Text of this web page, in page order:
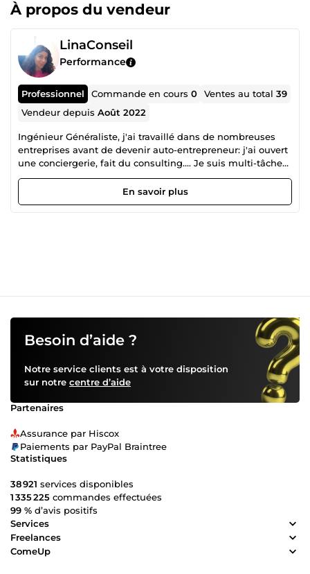
À propos du vendeur
LinaConseil
Performance
Professionnel Commande en cours0 Ventes au total39
Vendeur depuisAoût 2022
Ingénieur Généraliste, j'ai travaillé dans de nombreuses
entreprises avant de devenir auto-entrepreneur: j'ai ouvert
une conciergerie, fait du consulting.... Je suis multi-tâches,
ce qui me permet de comprendre vos demandes et d'y
répondre le plus efficacement possible.
En savoir plus
Besoin d’aide ?
Notre service clients est à votre disposition
sur notre centre d’aide
Partenaires
Assurance par Hiscox
Paiements par PayPal Braintree
Statistiques
38 921 services disponibles
1 335 225 commandes effectuées
99 % d’avis positifs
Services
Freelances
ComeUp